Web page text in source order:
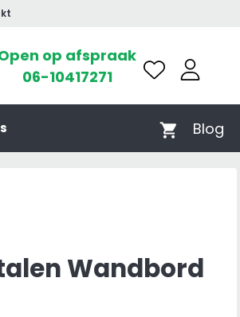
op afspraak
06-10417271
Blog
Wandbord